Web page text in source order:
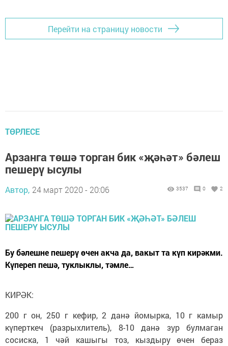
Перейти на страницу новости
ТӨРЛЕСЕ
Арзанга төшә торган бик «җәһәт» бәлеш
пешерү ысулы
Автор, 24 март 2020 - 20:06 3537 0 2
Бу бәлешне пешерү өчен акча да, вакыт та күп кирәкми.
Күпереп пешә, туклыклы, тәмле…
КИРӘК:
200 г он, 250 г кефир, 2 данә йомырка, 10 г камыр
күперткеч (разрыхлитель), 8-10 данә зур булмаган
сосиска, 1 чәй кашыгы тоз, кыздыру өчен бераз